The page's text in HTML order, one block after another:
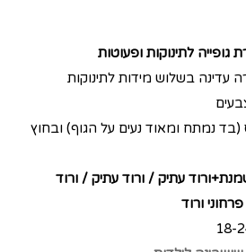
גופייה לתינוקות ופעוטות
בשלוש מידות לתינוקות
נמתח ומאוד נעים על הגוף) ובחוץ
עתיק / ורוד עתיק / ורוד
ורוד